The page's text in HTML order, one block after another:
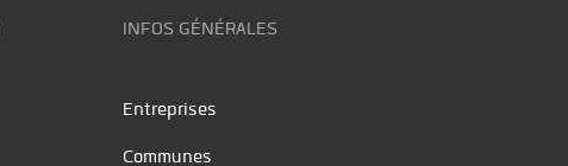
INFOS GÉNÉRALES
Entreprises
Communes